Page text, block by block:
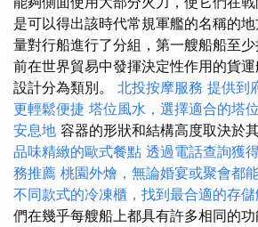
是可以得出該時代常規軍艦的名稱的
量對行船進行了分組，第一艘船船至
前在世界貿易中發揮決定性作用的貨
設計分為類別。 北投按摩服務 提供到
更輕鬆便捷 塔位風水，選擇適合的塔
安息地 容器的形狀和結構高度取決於
品味精緻的歐式餐點 透過電話查詢獲
務推薦 桃園外燴，無論婚宴或聚會都
不同款式的冷凍櫃，找到最合適的存
們在幾乎每艘船上都具有許多相同的功